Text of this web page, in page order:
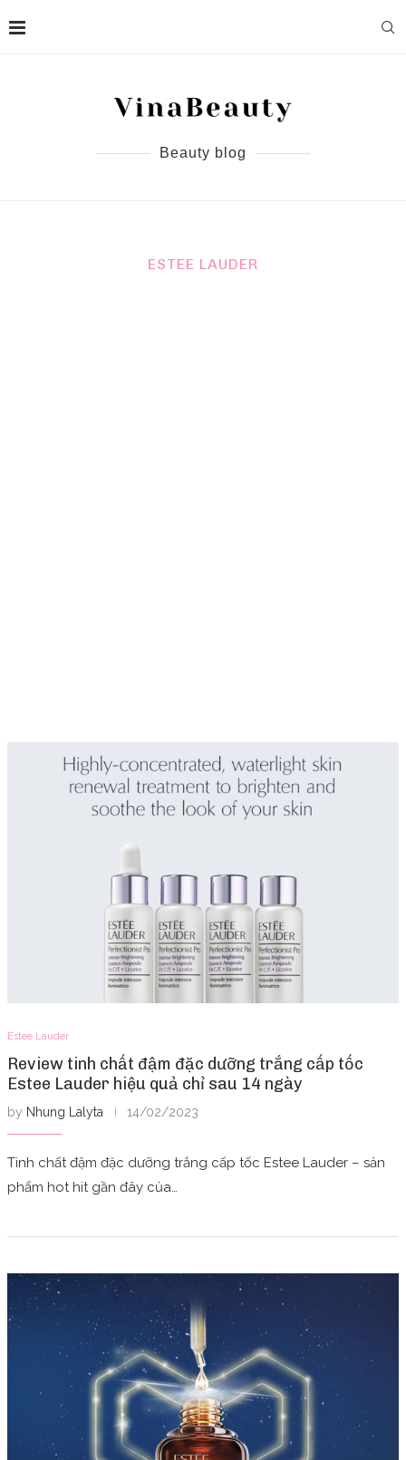
Beauty blog
ESTEE LAUDER
Estee Lauder
Review tinh chất đậm đặc dưỡng trắng cấp tốc
Estee Lauder hiệu quả chỉ sau 14 ngày
by Nhung Lalyta 14/02/2023
Tinh chất đậm đặc dưỡng trắng cấp tốc Estee Lauder – sản
phẩm hot hit gần đây của…